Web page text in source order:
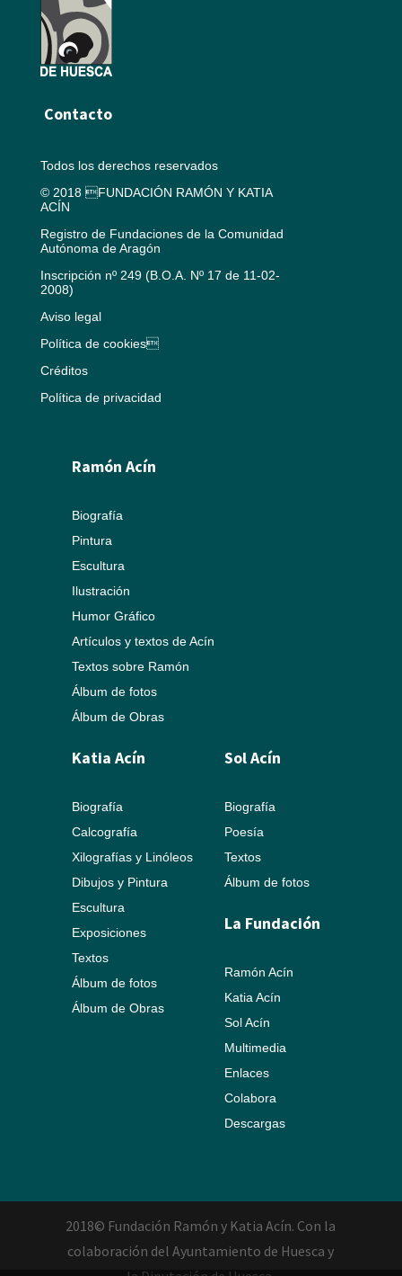
Contacto
Todos los derechos reservados
© 2018 FUNDACIÓN RAMÓN Y KATIA
ACÍN
Registro de Fundaciones de la Comunidad
Autónoma de Aragón
Inscripción nº 249 (B.O.A. Nº 17 de 11-02-
2008)
Aviso legal
Política de cookies
Créditos
Política de privacidad
Ramón Acín
Biografía
Pintura
Escultura
Ilustración
Humor Gráfico
Artículos y textos de Acín
Textos sobre Ramón
Álbum de fotos
Álbum de Obras
Katia Acín
Biografía
Calcografía
Xilografías y Linóleos
Dibujos y Pintura
Escultura
Exposiciones
Textos
Álbum de fotos
Álbum de Obras
Sol Acín
Biografía
Poesía
Textos
Álbum de fotos
La Fundación
Ramón Acín
Katia Acín
Sol Acín
Multimedia
Enlaces
Colabora
Descargas
2018© Fundación Ramón y Katia Acín. Con la
colaboración del Ayuntamiento de Huesca y